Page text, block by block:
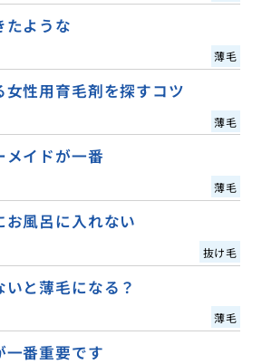
たような
薄毛
性用育毛剤を探すコツ
薄毛
メイドが一番
薄毛
風呂に入れない
抜け毛
と薄毛になる？
薄毛
一番重要です